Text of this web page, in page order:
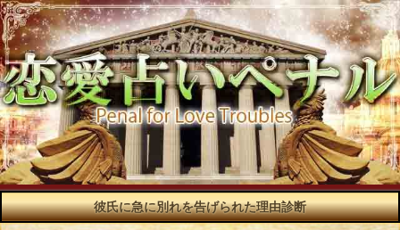
彼氏に急に別れを告げられた理由診断